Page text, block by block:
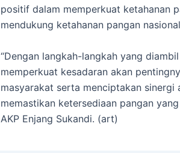
positif dalam memperkuat ketahanan
mendukung ketahanan pangan
“Dengan langkah-langkah yang
memperkuat kesadaran akan
masyarakat serta menciptakan
memastikan ketersediaan pangan
AKP Enjang Sukandi. (art)